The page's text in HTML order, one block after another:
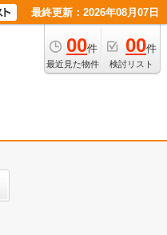
最終更新：2026年08月07日
00件
最近見た物件
00件
検討リスト